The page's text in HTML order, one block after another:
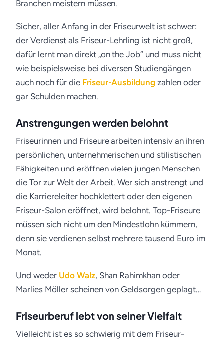
Branchen meistern müssen.
Sicher, aller Anfang in der Friseurwelt ist schwer:
der Verdienst als Friseur-Lehrling ist nicht groß,
dafür lernt man direkt „on the Job“ und muss nicht
wie beispielsweise bei diversen Studiengängen
auch noch für die Friseur-Ausbildung zahlen oder
gar Schulden machen.
Anstrengungen werden belohnt
Friseurinnen und Friseure arbeiten intensiv an ihren
persönlichen, unternehmerischen und stilistischen
Fähigkeiten und eröffnen vielen jungen Menschen
die Tor zur Welt der Arbeit. Wer sich anstrengt und
die Karriereleiter hochklettert oder den eigenen
Friseur-Salon eröffnet, wird belohnt. Top-Friseure
müssen sich nicht um den Mindestlohn kümmern,
denn sie verdienen selbst mehrere tausend Euro im
Monat.
Und weder Udo Walz, Shan Rahimkhan oder
Marlies Möller scheinen von Geldsorgen geplagt…
Friseurberuf lebt von seiner Vielfalt
Vielleicht ist es so schwierig mit dem Friseur-